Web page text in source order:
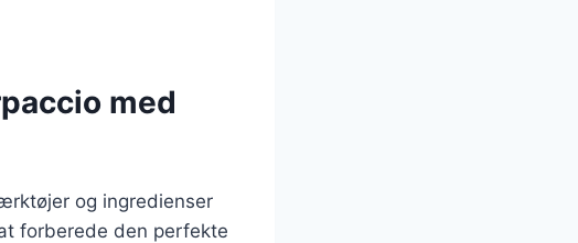
med
og ingredienser
forberede den perfekte